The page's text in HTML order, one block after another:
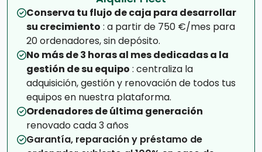
Conserva tu flujo de caja para desarrollar
su crecimiento : a partir de 750 €/mes para
20 ordenadores, sin depósito.
No más de 3 horas al mes dedicadas a la
gestión de su equipo : centraliza la
adquisición, gestión y renovación de todos tus
equipos en nuestra plataforma.
Ordenadores de última generación
renovado cada 3 años
Garantía, reparación y préstamo de